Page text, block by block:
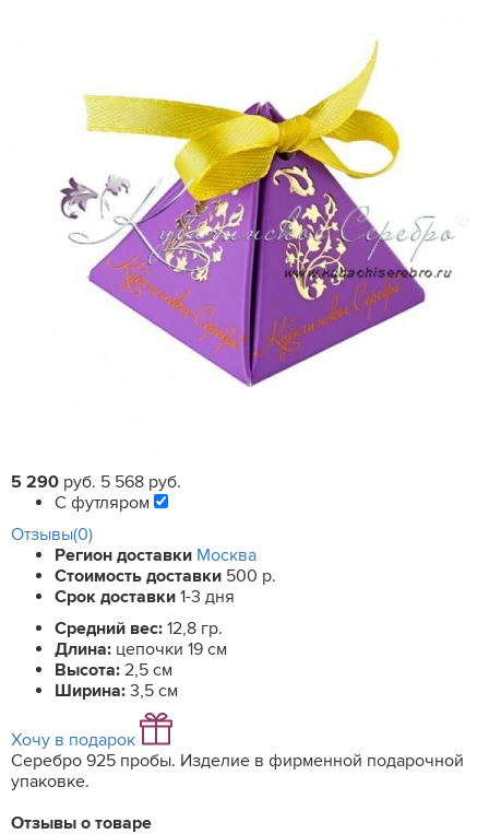
5 290 руб. 5 568 руб.
С футляром
Отзывы(0)
Регион доставки Москва
Стоимость доставки 500 р.
Срок доставки 1-3 дня
Средний вес: 12,8 гр.
Длина: цепочки 19 см
Высота: 2,5 см
Ширина: 3,5 см
Хочу в подарок
Серебро 925 пробы. Изделие в фирменной подарочной
упаковке.
Отзывы о товаре